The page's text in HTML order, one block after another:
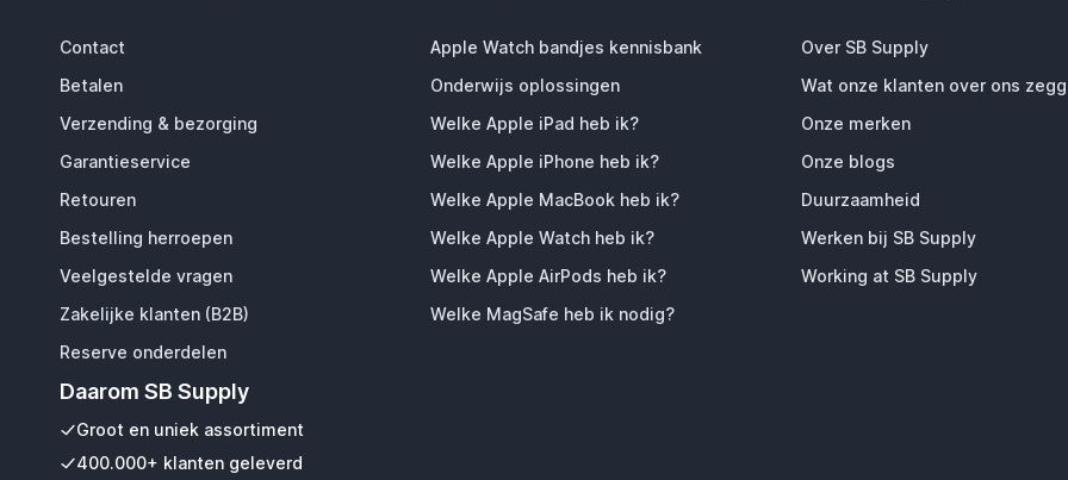
Contact
Betalen
Verzending & bezorging
Garantieservice
Retouren
Bestelling herroepen
Veelgestelde vragen
Zakelijke klanten (B2B)
Reserve onderdelen
Daarom SB Supply
Groot en uniek assortiment
400.000+ klanten geleverd
Apple Watch bandjes kennisbank
Onderwijs oplossingen
Welke Apple iPad heb ik?
Welke Apple iPhone heb ik?
Welke Apple MacBook heb ik?
Welke Apple Watch heb ik?
Welke Apple AirPods heb ik?
Welke MagSafe heb ik nodig?
Over SB Supply
Wat onze klanten over ons
Onze merken
Onze blogs
Duurzaamheid
Werken bij SB Supply
Working at SB Supply